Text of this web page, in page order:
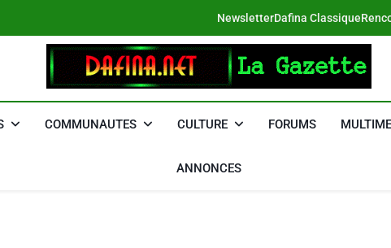
NewsletterDafina Classique
DAFINA
COMMUNAUTES CULTURE FORUMS
ANNONCES